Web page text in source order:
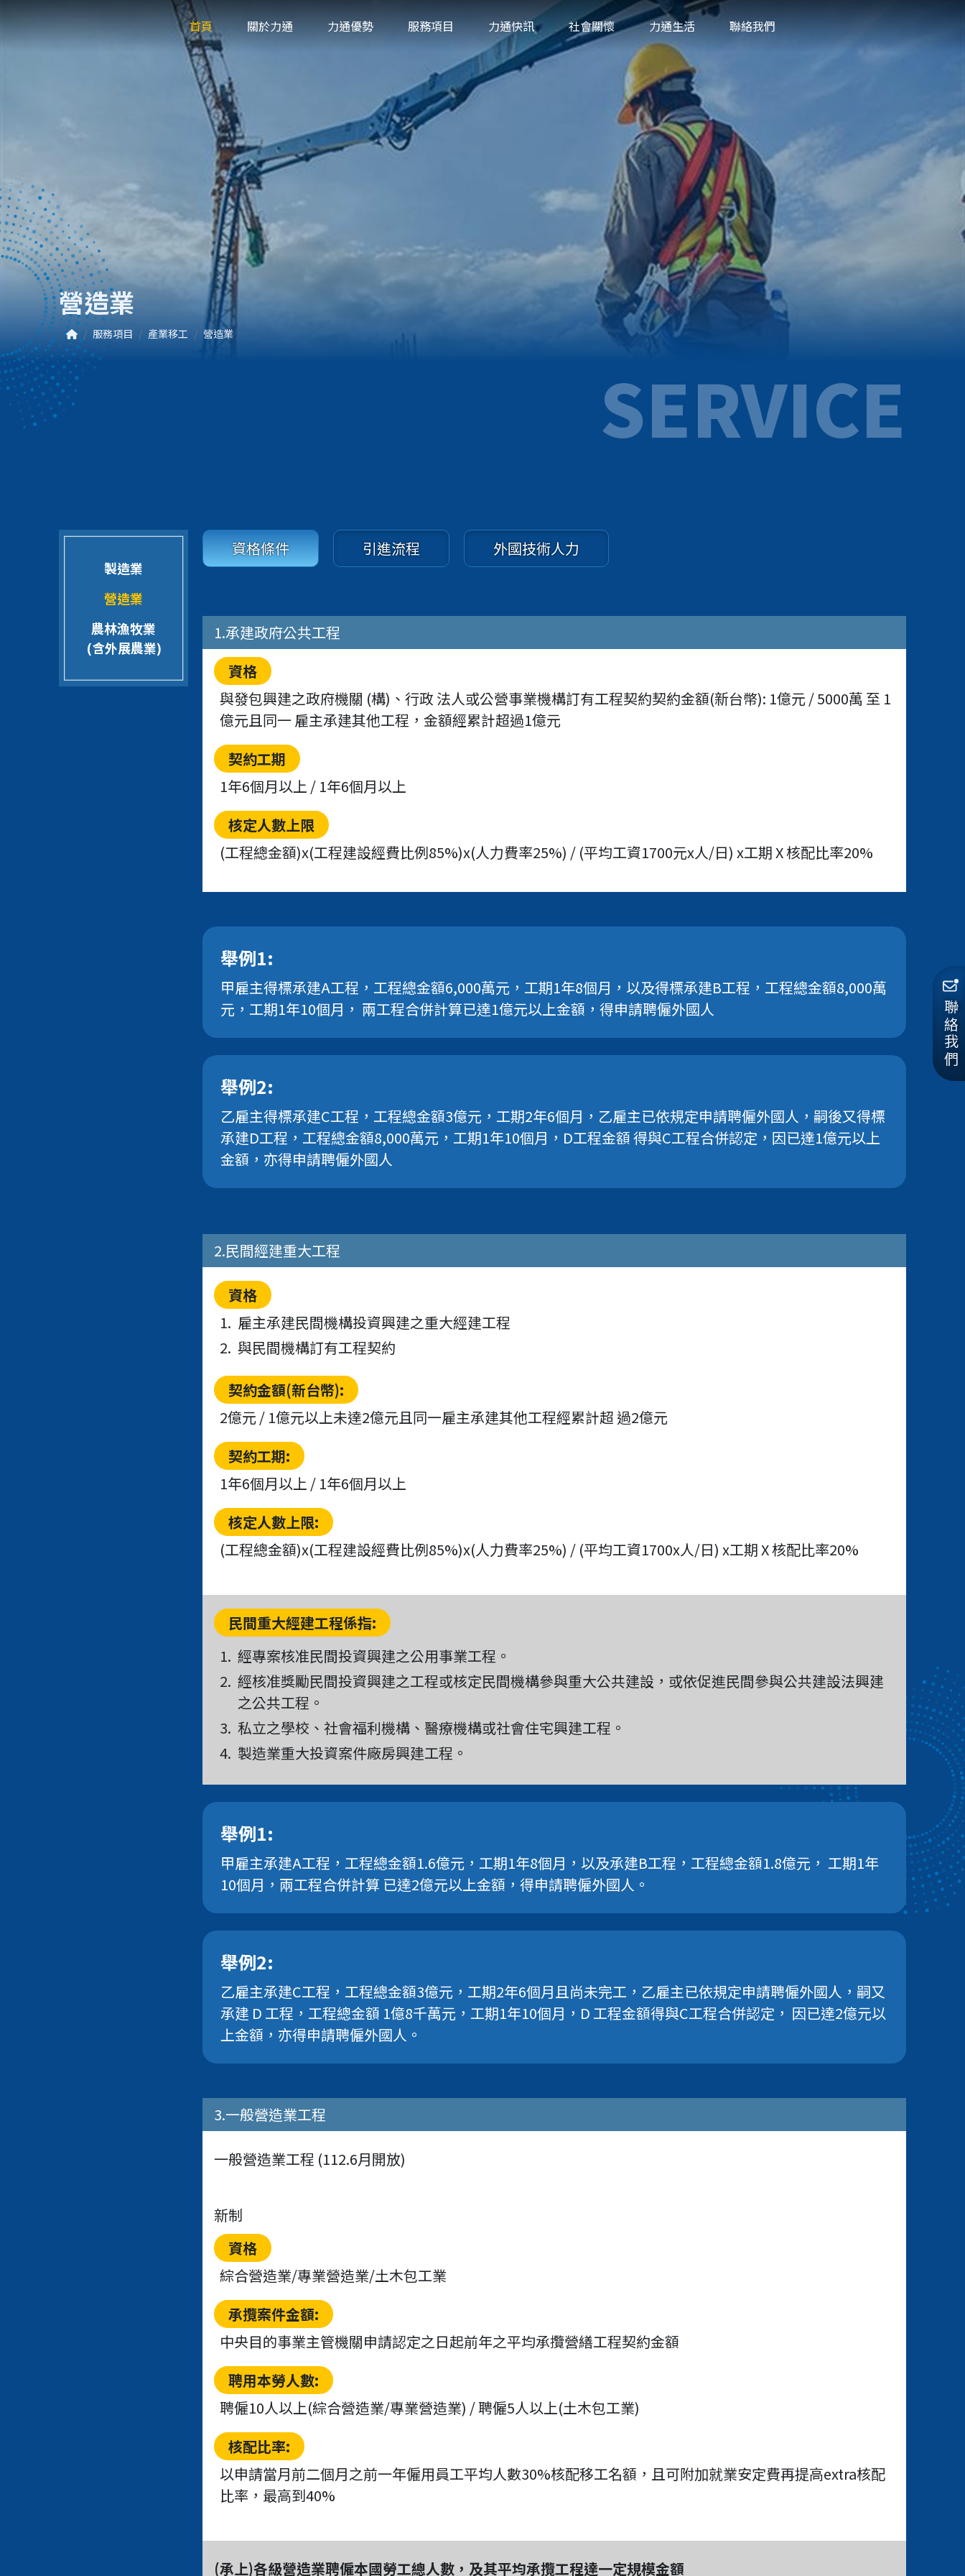
首頁 關於力通 力通優勢 服務項目 力通快訊 社會關懷 力通生活 聯絡我們
聯絡我們
營造業
服務項目 產業移工 營造業
SERVICE
製造業
營造業
農林漁牧業
(含外展農業)
資格條件 引進流程 外國技術人力
1.承建政府公共工程
資格
與發包興建之政府機關 (構)、行政 法人或公營事業機構訂有工程契約契約金額(新台幣): 1億元 / 5000萬 至 1
億元且同一 雇主承建其他工程，金額經累計超過1億元
契約工期
1年6個月以上 / 1年6個月以上
核定人數上限
(工程總金額)x(工程建設經費比例85%)x(人力費率25%) / (平均工資1700元x人/日) x工期 X 核配比率20%
舉例1:
甲雇主得標承建A工程，工程總金額6,000萬元，工期1年8個月，以及得標承建B工程，工程總金額8,000萬
元，工期1年10個月， 兩工程合併計算已達1億元以上金額，得申請聘僱外國人
舉例2:
乙雇主得標承建C工程，工程總金額3億元，工期2年6個月，乙雇主已依規定申請聘僱外國人，嗣後又得標
承建D工程，工程總金額8,000萬元，工期1年10個月，D工程金額 得與C工程合併認定，因已達1億元以上
金額，亦得申請聘僱外國人
2.民間經建重大工程
資格
1. 雇主承建民間機構投資興建之重大經建工程
2. 與民間機構訂有工程契約
契約金額(新台幣):
2億元 / 1億元以上未達2億元且同一雇主承建其他工程經累計超 過2億元
契約工期:
1年6個月以上 / 1年6個月以上
核定人數上限:
(工程總金額)x(工程建設經費比例85%)x(人力費率25%) / (平均工資1700x人/日) x工期 X 核配比率20%
民間重大經建工程係指:
1. 經專案核准民間投資興建之公用事業工程。
2. 經核准獎勵民間投資興建之工程或核定民間機構參與重大公共建設，或依促進民間參與公共建設法興建
之公共工程。
3. 私立之學校、社會福利機構、醫療機構或社會住宅興建工程。
4. 製造業重大投資案件廠房興建工程。
舉例1:
甲雇主承建A工程，工程總金額1.6億元，工期1年8個月，以及承建B工程，工程總金額1.8億元， 工期1年
10個月，兩工程合併計算 已達2億元以上金額，得申請聘僱外國人。
舉例2:
乙雇主承建C工程，工程總金額3億元，工期2年6個月且尚未完工，乙雇主已依規定申請聘僱外國人，嗣又
承建 D 工程，工程總金額 1億8千萬元，工期1年10個月，D 工程金額得與C工程合併認定， 因已達2億元以
上金額，亦得申請聘僱外國人。
3.一般營造業工程
一般營造業工程 (112.6月開放)
新制
資格
綜合營造業/專業營造業/土木包工業
承攬案件金額:
中央目的事業主管機關申請認定之日起前年之平均承攬營繕工程契約金額
聘用本勞人數:
聘僱10人以上(綜合營造業/專業營造業) / 聘僱5人以上(土木包工業)
核配比率:
以申請當月前二個月之前一年僱用員工平均人數30%核配移工名額，且可附加就業安定費再提高extra核配
比率，最高到40%
(承上)各級營造業聘僱本國勞工總人數，及其平均承攬工程達一定規模金額